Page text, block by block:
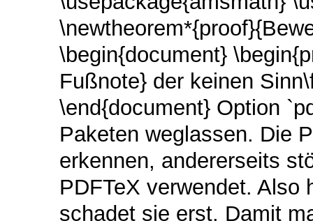
\begin{document}
Fußnote} der keinen
\end{document} Option
Paketen weglassen. Die
erkennen, andererseits
PDFTeX verwendet.
schadet sie erst. Damit